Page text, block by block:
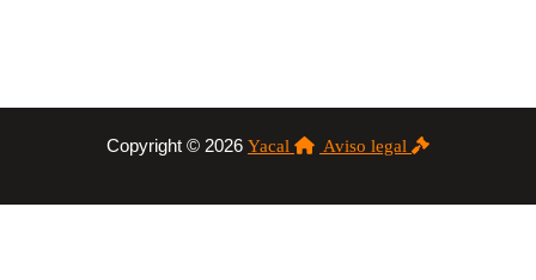
Copyright © 2026 Yacal Aviso legal